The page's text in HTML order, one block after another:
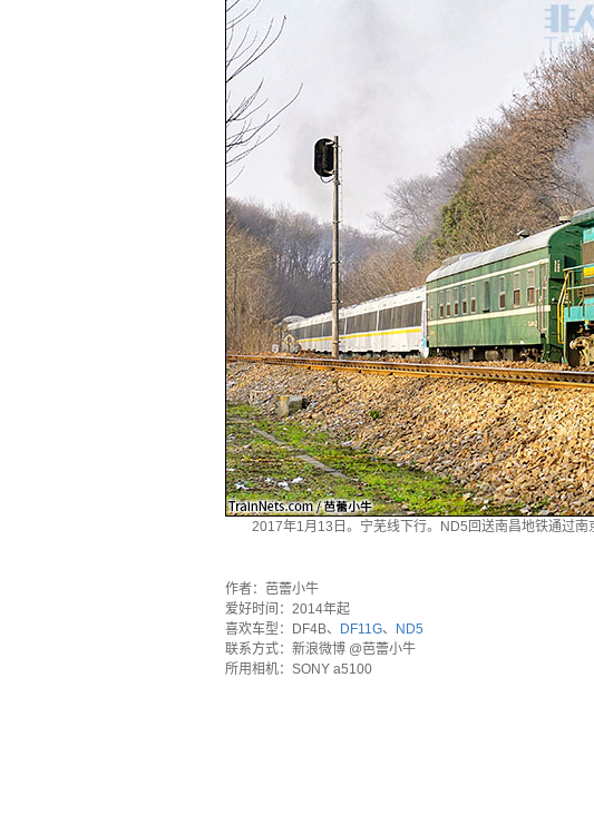
2017年1月13日。宁芜线下行。ND5回送南昌地铁通过南
作者：芭蕾小牛
爱好时间：2014年起
喜欢车型：DF4B、
DF11G、
ND5
联系方式：新浪微博 @芭蕾小牛
所用相机：SONY a5100